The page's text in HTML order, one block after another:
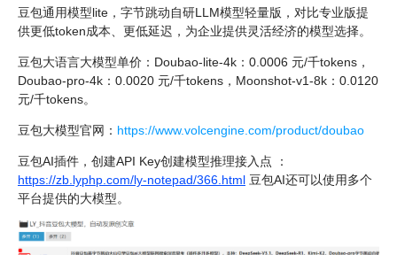
豆包通用模型lite，字节跳动自研LLM模型轻量版，对比专业版提
供更低token成本、更低延迟，为企业提供灵活经济的模型选择。
豆包大语言大模型单价：Doubao-lite-4k：0.0006 元/千tokens，
Doubao-pro-4k：0.0020 元/千tokens，Moonshot-v1-8k：0.0120
元/千tokens。
豆包大模型官网： https://www.volcengine.com/product/doubao
豆包AI插件，创建API Key创建模型推理接入点 ：
https://zb.lyphp.com/ly-notepad/366.html 豆包AI还可以使用多个
平台提供的大模型。